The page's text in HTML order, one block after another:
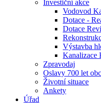
Investiční akce
Vodovod
Dotace -
Dotace
Výstavba
Kanalizace
Zpravodaj
Oslavy 700 let
Životní situace
Ankety
Úřad